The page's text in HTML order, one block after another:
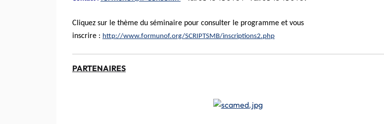
Cliquez sur le thème du séminaire pour consulter le programme et vous
inscrire : http://www.formunof.org/SCRIPTSMB/inscriptions2.php
PARTENAIRES